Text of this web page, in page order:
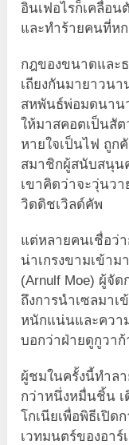
อินเฟอไรก็เคลื่อ
และทำร้ายคนที่ห
กฎของขนาดและ
เถียงกันมายาวน
สหพันธ์พ่อมดนาน
ให้มาสคอตเป็นสั
หายใจเป็นไฟ ถูก
สมาชิกผู้สนับสนุน
เขาคิดว่าจะวุ่นว
วิดดิชเวิลด์คัพ
แต่หลายคนเชื่อว่
น่าเกรงขามเข้าม
(Arnulf Moe) ผู้จั
ถึงการนำเซลมา
หนักแน่นและควา
บอกว่าฝ่ายดูกูวาก้
ผู้ชมในครั้งนี้ทำล
กว่าหนึ่งหมื่นชิ้น เ
โกเนียเพื่อพิธีเปิด
เวทมนตร์ของอา